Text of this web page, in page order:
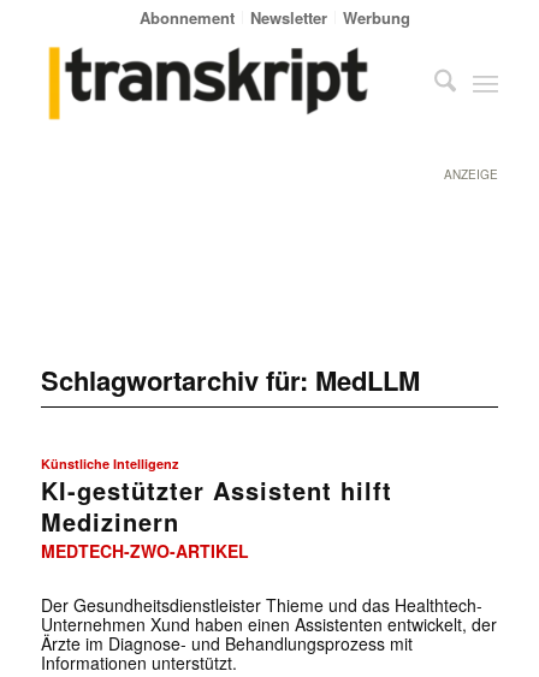
Abonnement Newsletter Werbung
ANZEIGE
Schlagwortarchiv für: MedLLM
Künstliche Intelligenz
KI-gestützter Assistent hilft
Medizinern
MEDTECH-ZWO-ARTIKEL
Der Gesundheitsdienstleister Thieme und das Healthtech-
Unternehmen Xund haben einen Assistenten entwickelt, der
Ärzte im Diagnose- und Behandlungsprozess mit
Informationen unterstützt.